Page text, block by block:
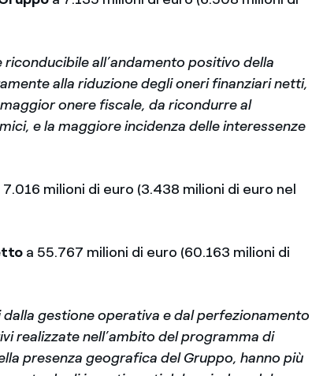
all’andamento positivo della
alla riduzione degli oneri finanziari netti,
onere fiscale, da ricondurre al
e la maggiore incidenza delle interessenze
milioni di euro (3.438 milioni di euro nel
a 55.767 milioni di euro (60.163 milioni di
gestione operativa e dal perfezionamento
realizzate nell’ambito del programma di
presenza geografica del Gruppo, hanno più